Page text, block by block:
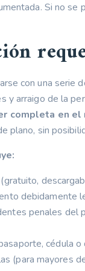
Si no se
con una serie
y arraigo de la
completa en el
plano, sin
debidamente
penales del
cédula
(para mayores